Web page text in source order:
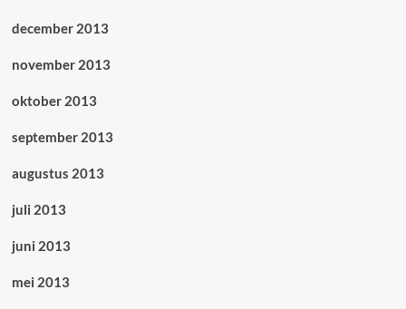
december 2013
november 2013
oktober 2013
september 2013
augustus 2013
juli 2013
juni 2013
mei 2013